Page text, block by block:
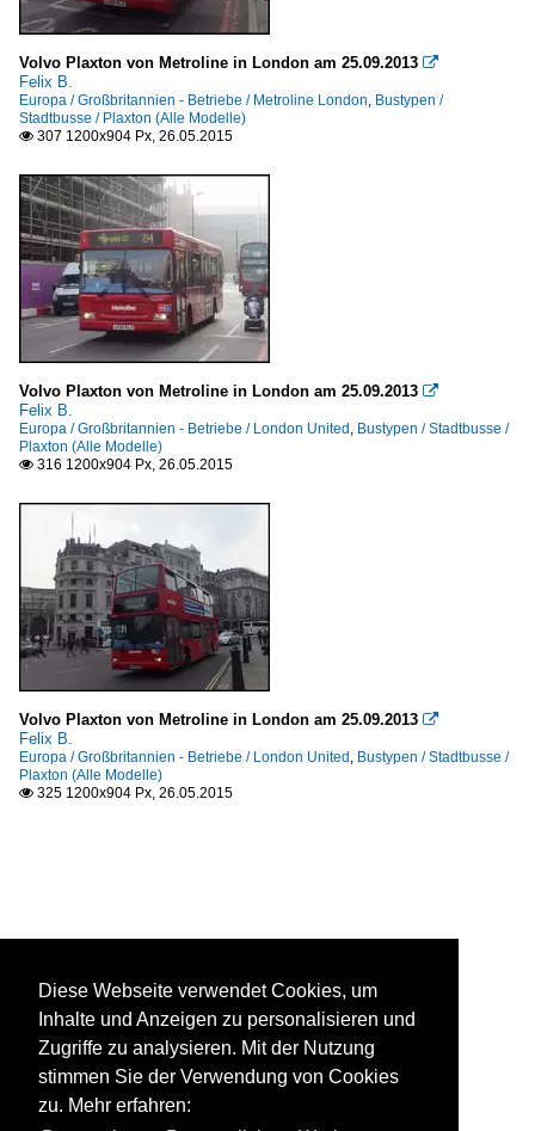
Volvo Plaxton von Metroline in London am 25.09.2013 
Felix B.
Europa / Großbritannien - Betriebe / Metroline London, Bustypen /
Stadtbusse / Plaxton (Alle Modelle)
 307 1200x904 Px, 26.05.2015
Volvo Plaxton von Metroline in London am 25.09.2013 
Felix B.
Europa / Großbritannien - Betriebe / London United , Bustypen / Stadtbusse /
Plaxton (Alle Modelle)
 316 1200x904 Px, 26.05.2015
Volvo Plaxton von Metroline in London am 25.09.2013 
Felix B.
Europa / Großbritannien - Betriebe / London United , Bustypen / Stadtbusse /
Plaxton (Alle Modelle)
 325 1200x904 Px, 26.05.2015
Diese Webseite verwendet Cookies, um
Inhalte und Anzeigen zu personalisieren und
Zugriffe zu analysieren. Mit der Nutzung
stimmen Sie der Verwendung von Cookies
zu. Mehr erfahren: